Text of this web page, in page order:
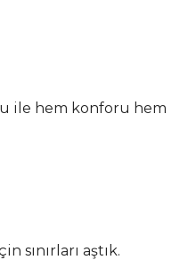
ile hem konforu hem
sınırları aştık.